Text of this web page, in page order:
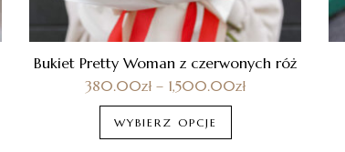
Bukiet Pretty Woman z czerwonych róż
380.00zł – 1,500.00zł
WYBIERZ OPCJE